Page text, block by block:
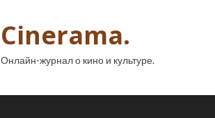
Cinerama.
Онлайн-журнал о кино и культуре.